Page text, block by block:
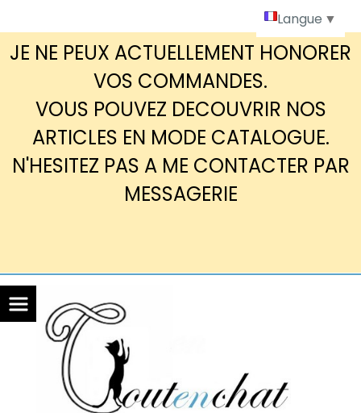
JE NE PEUX ACTUELLEMENT HONORER
VOS COMMANDES.
VOUS POUVEZ DECOUVRIR NOS
ARTICLES EN MODE CATALOGUE.
N'HESITEZ PAS A ME CONTACTER PAR
MESSAGERIE
Langue ▼